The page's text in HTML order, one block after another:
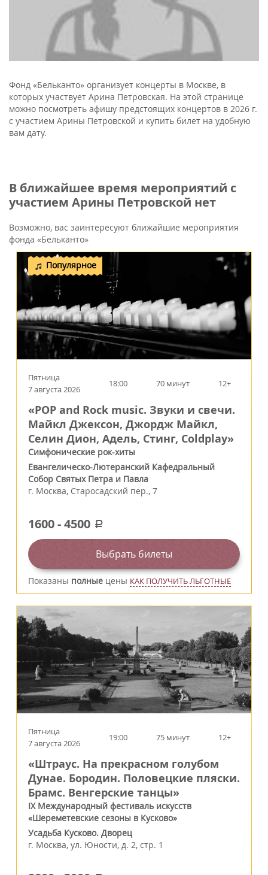
Фонд «Бельканто» организует концерты в Москве, в
которых участвует Арина Петровская. На этой странице
можно посмотреть афишу предстоящих концертов в 2026 г.
с участием Арины Петровской и купить билет на удобную
вам дату.
В ближайшее время мероприятий с
участием Арины Петровской нет
Возможно, вас заинтересуют ближайшие мероприятия
фонда «Бельканто»
Популярное
Пятница
7 августа 2026
18:00 70 минут 12+
«POP and Rock music. Звуки и свечи.
Майкл Джексон, Джордж Майкл,
Селин Дион, Адель, Стинг, Coldplay»
Симфонические рок-хиты
Евангелическо-Лютеранский Кафедральный
Собор Святых Петра и Павла
г. Москва, Старосадский пер., 7
1600-4500 a
Выбрать билеты
Показаны полные цены КАК ПОЛУЧИТЬ ЛЬГОТНЫЕ
Пятница
7 августа 2026
19:00 75 минут 12+
«Штраус. На прекрасном голубом
Дунае. Бородин. Половецкие пляски.
Брамс. Венгерские танцы»
IX Международный фестиваль искусств
«Шереметевские сезоны в Кусково»
Усадьба Кусково. Дворец
г. Москва, ул. Юности, д. 2, стр. 1